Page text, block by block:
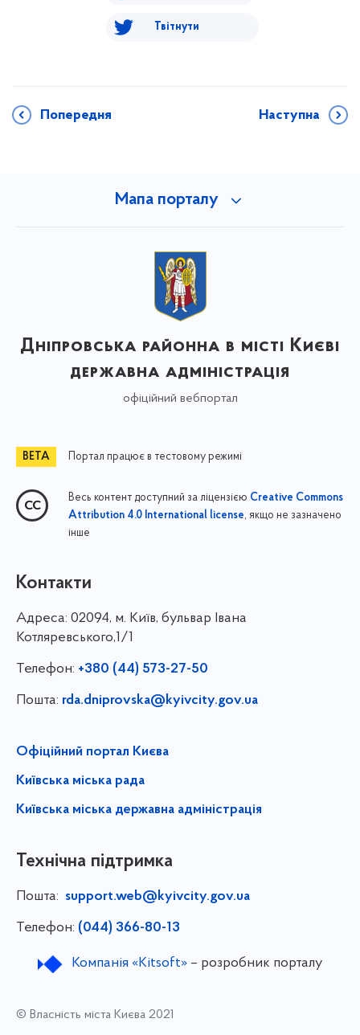
Твітнути
Попередня Наступна
Мапа порталу
Дніпровська районна в місті Києві
державна адміністрація
офіційний вебпортал
Портал працює в тестовому режимі
Весь контент доступний за ліцензією Creative Commons
Attribution 4.0 International license, якщо не зазначено
інше
Контакти
Адреса: 02094, м. Київ, бульвар Івана
Котляревського,1/1
Телефон: +380 (44) 573-27-50
Пошта: rda.dniprovska@kyivcity.gov.ua
Офіційний портал Києва
Київська міська рада
Київська міська державна адміністрація
Технічна підтримка
Пошта: support.web@kyivcity.gov.ua
Телефон: (044) 366-80-13
Компанія «Kitsoft»– розробник порталу
© Власність міста Києва 2021